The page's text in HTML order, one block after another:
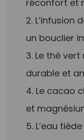
réconfort et
2. L’infusion
un bouclier
3. Le thé
durable et
4. Le cacao
et
5. L’eau